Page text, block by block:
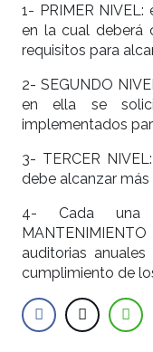
1- PRIMER
en la cual deberá
requisitos para
2- SEGUNDO
en ella se
implementados
3- TERCER
debe alcanzar
4- Cada una
auditorias
cumplimiento de